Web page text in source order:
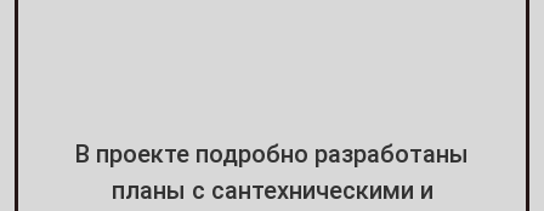
В проекте подробно разработаны
планы с сантехническими и